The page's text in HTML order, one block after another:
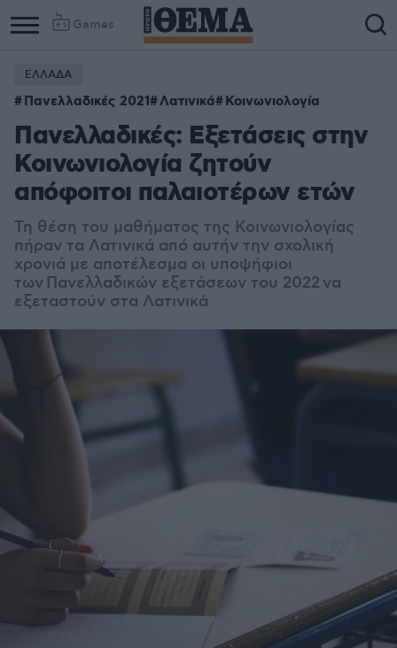
Games
ΕΛΛΑΔΑ
Πανελλαδικές 2021 Λατινικά Κοινωνιολογία
Πανελλαδικές: Εξετάσεις στην
Κοινωνιολογία ζητούν
απόφοιτοι παλαιοτέρων ετών
Τη θέση του μαθήματος της Κοινωνιολογίας
πήραν τα Λατινικά από αυτήν την σχολική
χρονιά με αποτέλεσμα οι υποψήφιοι
των Πανελλαδικών εξετάσεων του 2022 να
εξεταστούν στα Λατινικά